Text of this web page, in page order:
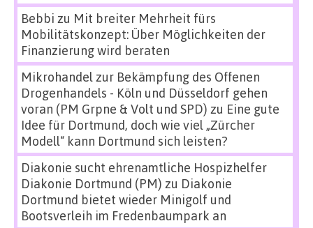
Bebbi zu Mit breiter Mehrheit fürs
Mobilitätskonzept: Über Möglichkeiten der
Finanzierung wird beraten
Mikrohandel zur Bekämpfung des Offenen
Drogenhandels - Köln und Düsseldorf gehen
voran (PM Grpne & Volt und SPD) zu Eine gute
Idee für Dortmund, doch wie viel „Zürcher
Modell“ kann Dortmund sich leisten?
Diakonie sucht ehrenamtliche Hospizhelfer
Diakonie Dortmund (PM) zu Diakonie
Dortmund bietet wieder Minigolf und
Bootsverleih im Fredenbaumpark an